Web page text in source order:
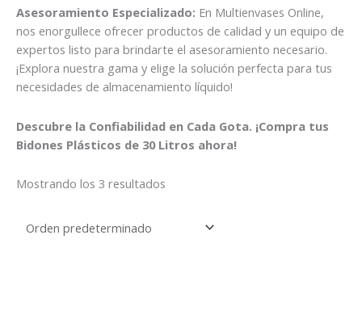
Asesoramiento Especializado: En Multienvases Online,
nos enorgullece ofrecer productos de calidad y un equipo de
expertos listo para brindarte el asesoramiento necesario.
¡Explora nuestra gama y elige la solución perfecta para tus
necesidades de almacenamiento líquido!
Descubre la Confiabilidad en Cada Gota. ¡Compra tus
Bidones Plásticos de 30 Litros ahora!
Mostrando los 3 resultados